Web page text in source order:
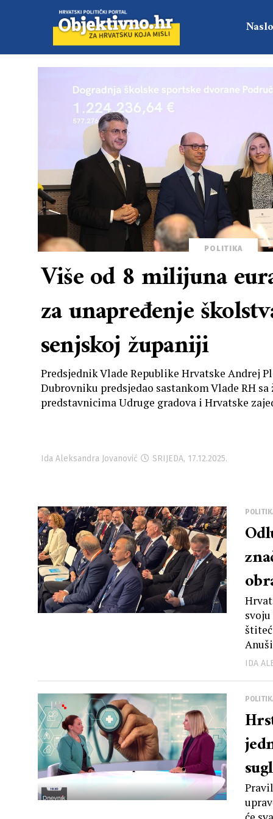
POLITIKA
Više od 8 milijuna
za unapređenje
senjskoj županiji
Predsjednik Vlade Republike Hrvatske Andrej
Dubrovniku predsjedao sastankom Vlade RH
predstavnicima Udruge gradova i Hrvatske
Ida Aleksandra Jovanović SRIJEDA, 17.12.2025.
IDA